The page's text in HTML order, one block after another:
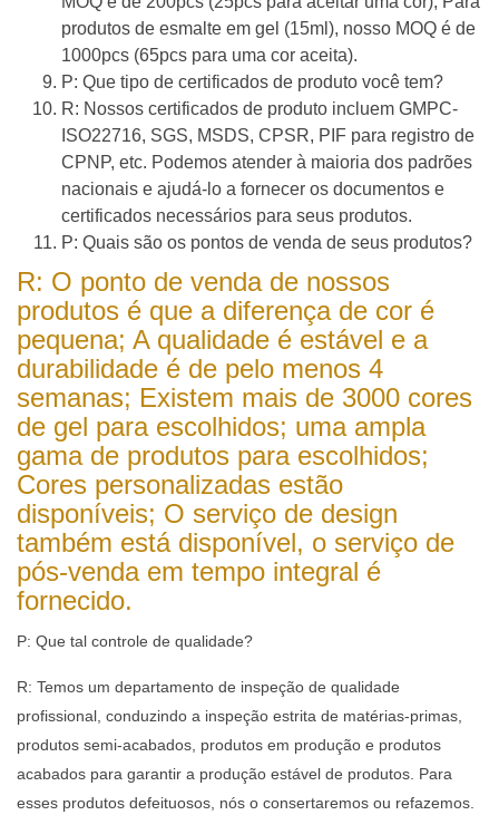
produtos de esmalte em gel (15ml), nosso MOQ é de
1000pcs (65pcs para uma cor aceita).
P: Que tipo de certificados de produto você tem?
R: Nossos certificados de produto incluem GMPC-
ISO22716, SGS, MSDS, CPSR, PIF para registro de
CPNP, etc. Podemos atender à maioria dos padrões
nacionais e ajudá-lo a fornecer os documentos e
certificados necessários para seus produtos.
P: Quais são os pontos de venda de seus produtos?
R: O ponto de venda de nossos
produtos é que a diferença de cor é
pequena; A qualidade é estável e a
durabilidade é de pelo menos 4
semanas; Existem mais de 3000 cores
de gel para escolhidos; uma ampla
gama de produtos para escolhidos;
Cores personalizadas estão
disponíveis; O serviço de design
também está disponível, o serviço de
pós-venda em tempo integral é
fornecido.
P: Que tal controle de qualidade?
R: Temos um departamento de inspeção de qualidade
profissional, conduzindo a inspeção estrita de matérias-primas,
produtos semi-acabados, produtos em produção e produtos
acabados para garantir a produção estável de produtos. Para
esses produtos defeituosos, nós o consertaremos ou refazemos.